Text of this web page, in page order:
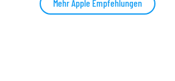
Mehr Apple Empfehlungen